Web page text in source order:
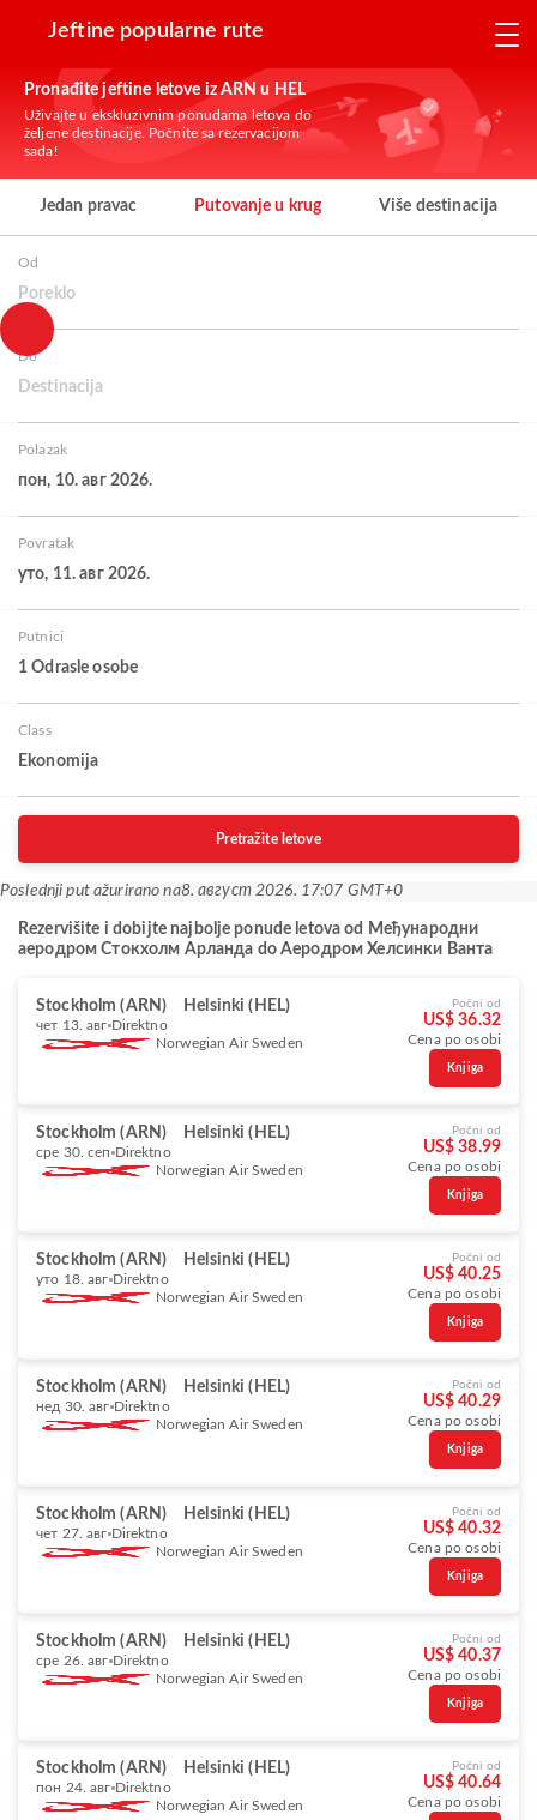
Jeftine popularne rute
Pronađite jeftine letove iz ARN u HEL
Uživajte u ekskluzivnim ponudama letova do
željene destinacije. Počnite sa rezervacijom
sada!
Jedan pravac Putovanje u krug Više destinacija
Od
Poreklo
Do
Destinacija
Polazak
пон, 10. авг 2026.
Povratak
уто, 11. авг 2026.
Putnici
1 Odrasle osobe
Class
Ekonomija
Pretražite letove
Poslednji put ažurirano na8. август 2026. 17:07 GMT+0
Rezervišite i dobijte najbolje ponude letova od Међународни
аеродром Стокхолм Арланда do Аеродром Хелсинки Ванта
Stockholm (ARN) Helsinki (HEL)
чет 13. авг Direktno
Norwegian Air Sweden
Počni od
US$ 36.32
Cena po osobi
Knjiga
Stockholm (ARN) Helsinki (HEL)
сре 30. сеп Direktno
Norwegian Air Sweden
Počni od
US$ 38.99
Cena po osobi
Knjiga
Stockholm (ARN) Helsinki (HEL)
уто 18. авг Direktno
Norwegian Air Sweden
Počni od
US$ 40.25
Cena po osobi
Knjiga
Stockholm (ARN) Helsinki (HEL)
нед 30. авг Direktno
Norwegian Air Sweden
Počni od
US$ 40.29
Cena po osobi
Knjiga
Stockholm (ARN) Helsinki (HEL)
чет 27. авг Direktno
Norwegian Air Sweden
Počni od
US$ 40.32
Cena po osobi
Knjiga
Stockholm (ARN) Helsinki (HEL)
сре 26. авг Direktno
Norwegian Air Sweden
Počni od
US$ 40.37
Cena po osobi
Knjiga
Stockholm (ARN) Helsinki (HEL)
пон 24. авг Direktno
Norwegian Air Sweden
Počni od
US$ 40.64
Cena po osobi